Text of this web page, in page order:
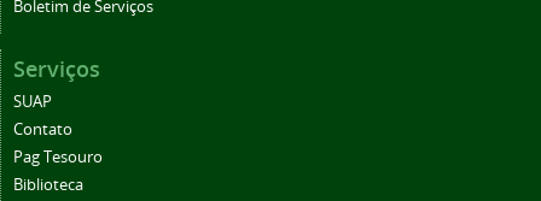
Boletim de Serviços
Serviços
SUAP
Contato
Pag Tesouro
Biblioteca